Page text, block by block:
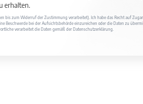
erhalten.
zum Widerruf der Zustimmung verarbeitet). Ich habe das Recht auf
Beschwerde bei der Aufsichtsbehörde einzureichen oder die Daten zu
verarbeitet die Daten gemäß der Datenschutzerklärung.